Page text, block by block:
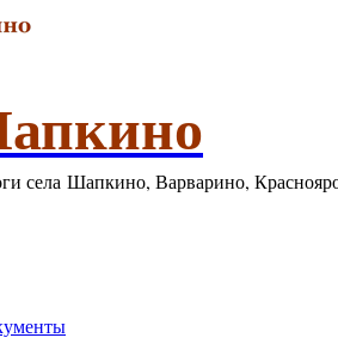
села Шапкино, Варварино,